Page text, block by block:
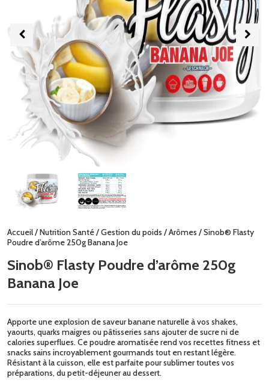
Accueil/Nutrition Santé/Gestion du poids /Arômes / Sinob® Flasty
Poudre d’arôme 250g Banana Joe
Sinob® Flasty Poudre d’arôme 250g
Banana Joe
Apporte une explosion de saveur banane naturelle à vos shakes,
yaourts, quarks maigres ou pâtisseries sans ajouter de sucre ni de
calories superflues. Ce poudre aromatisée rend vos recettes fitness et
snacks sains incroyablement gourmands tout en restant légère.
Résistant à la cuisson, elle est parfaite pour sublimer toutes vos
préparations, du petit-déjeuner au dessert.